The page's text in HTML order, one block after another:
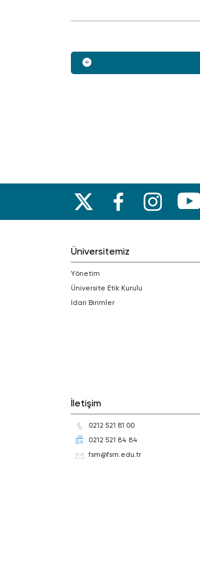
Üniversitemiz
Yönetim
Üniversite Etik Kurulu
İdari Birimler
İletişim
0212 521 81 00
0212 521 84 84
fsm@fsm.edu.tr